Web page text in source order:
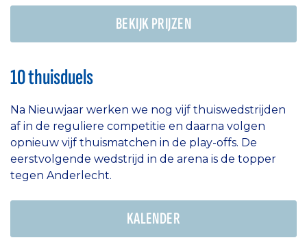
BEKIJK PRIJZEN
10 thuisduels
Na Nieuwjaar werken we nog vijf thuiswedstrijden
af in de reguliere competitie en daarna volgen
opnieuw vijf thuismatchen in de play-offs. De
eerstvolgende wedstrijd in de arena is de topper
tegen Anderlecht.
KALENDER